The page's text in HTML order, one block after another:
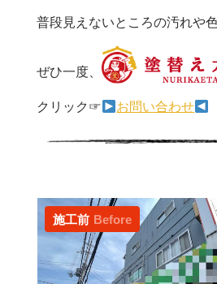
普段見えないところの汚れや
ぜひ一度、
クリック☞ お問い合わせ
施工前 Before